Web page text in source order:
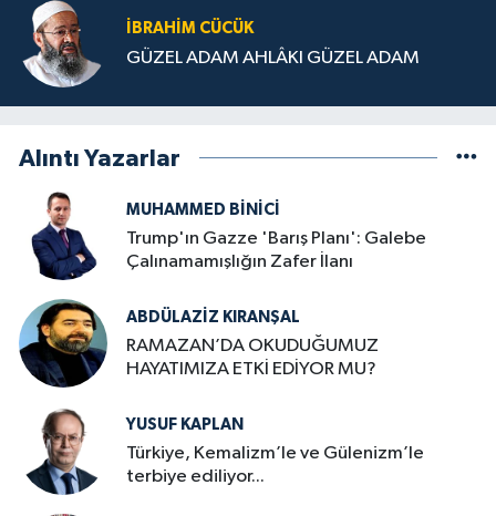
İBRAHIM CÜCÜK
GÜZEL ADAM AHLÂKI GÜZEL ADAM
Alıntı Yazarlar
MUHAMMED BINICI
Trump'ın Gazze 'Barış Planı': Galebe
Çalınamamışlığın Zafer İlanı
ABDÜLAZIZ KIRANŞAL
RAMAZAN’DA OKUDUĞUMUZ
HAYATIMIZA ETKİ EDİYOR MU?
YUSUF KAPLAN
Türkiye, Kemalizm’le ve Gülenizm’le
terbiye ediliyor...